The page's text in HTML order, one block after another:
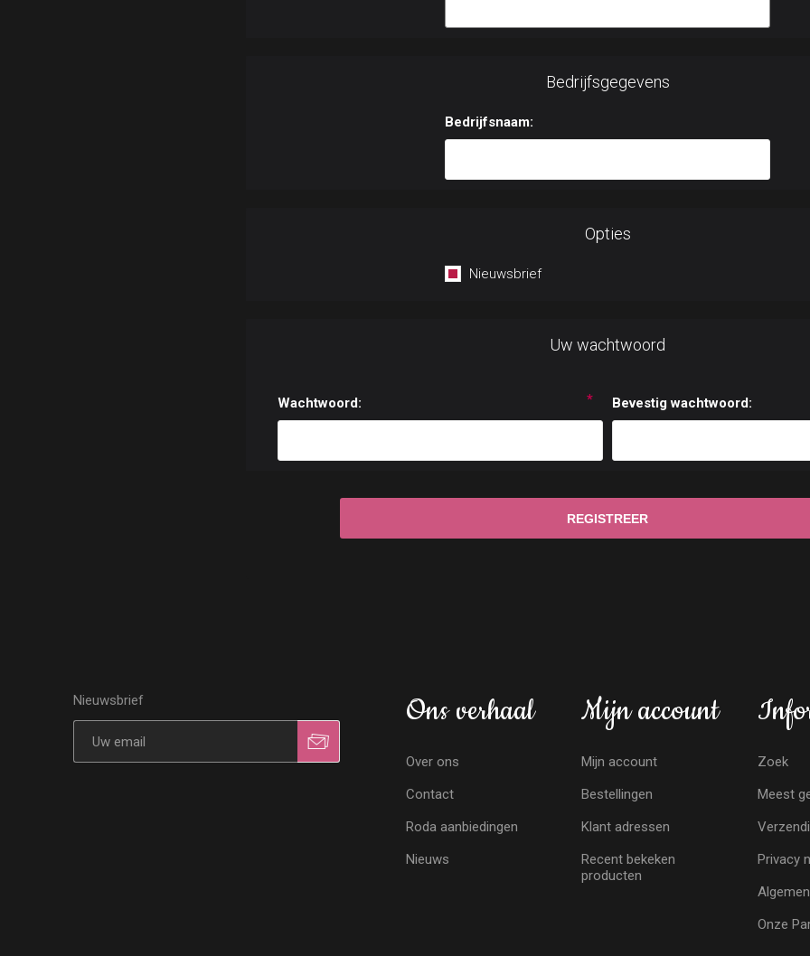
Bedrijfsgegevens
Bedrijfsnaam:
Opties
Nieuwsbrief
Uw wachtwoord
Wachtwoord: * Bevestig wachtwoord:
Nieuwsbrief Ons verhaal
Over ons
Contact
Roda aanbiedingen
Nieuws
Mijn account
Mijn account
Bestellingen
Klant adressen
Recent bekeken
producten
Zoek
Meest
Privacy
Onze